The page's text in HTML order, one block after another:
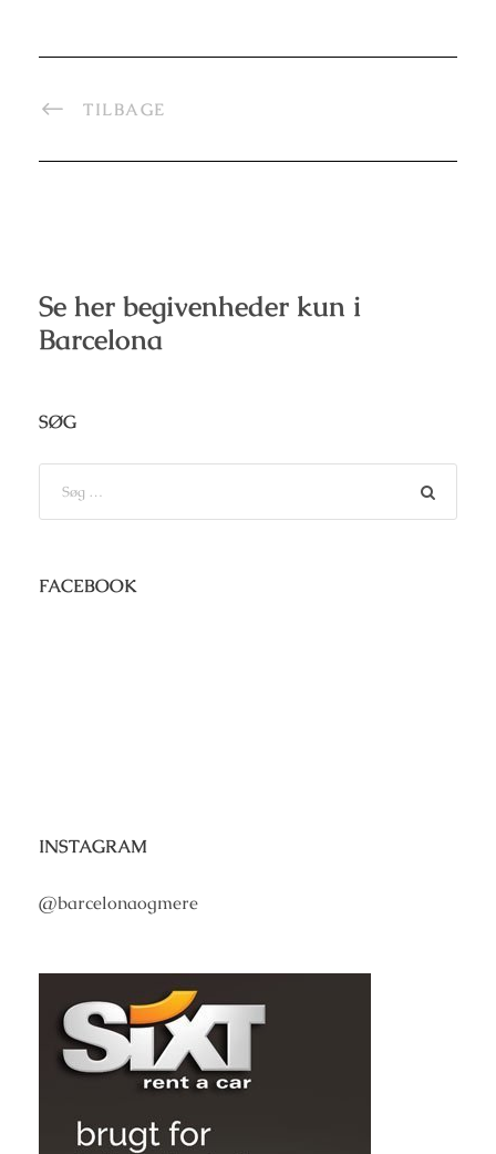
TILBAGE
Se her begivenheder kun i
Barcelona
SØG
FACEBOOK
INSTAGRAM
@barcelonaogmere